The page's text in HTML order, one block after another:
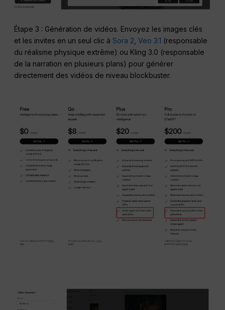
Étape 3 : Génération de vidéos. Envoyez les images clés
et les invites en un seul clic àSora 2 ,Veo 3.1 (responsable
du réalisme physique extrême) ou Kling 3.0 (responsable
de la narration en plusieurs plans) pour générer
directement des vidéos de niveau blockbuster.